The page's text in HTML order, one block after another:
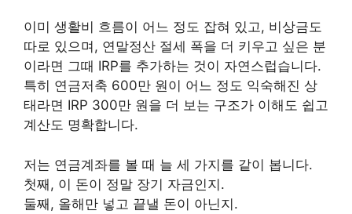
이미 생활비 흐름이 어느 정도 잡혀 있고, 비상금도
따로 있으며, 연말정산 절세 폭을 더 키우고 싶은 분
이라면 그때 IRP를 추가하는 것이 자연스럽습니다.
특히 연금저축 600만 원이 어느 정도 익숙해진 상
태라면 IRP 300만 원을 더 보는 구조가 이해도 쉽고
계산도 명확합니다.
저는 연금계좌를 볼 때 늘 세 가지를 같이 봅니다.
첫째, 이 돈이 정말 장기 자금인지.
둘째, 올해만 넣고 끝낼 돈이 아닌지.